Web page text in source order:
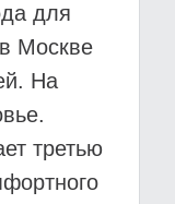
для
Москве
На
третью